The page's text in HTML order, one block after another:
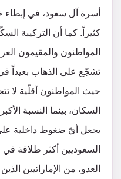
أسرة آل سعود، في إبطاء
كثيراً. كما أن التركيبة
المواطنون والمقيمون
تشجّع على الذهاب بعيداً
حيث المواطنون أقلّية لا
السكان، بينما النسبة
يجعل أيّ ضغوط داخلية
السعوديين أكثر طلاقة
العدو، من الإماراتيين